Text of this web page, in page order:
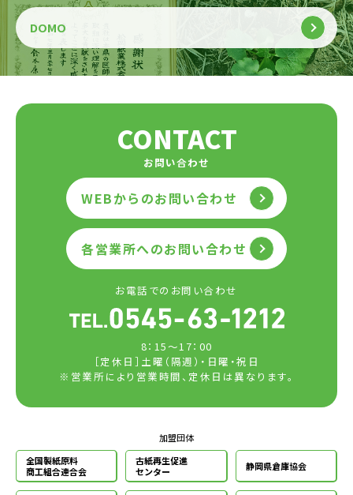
DOMO
CONTACT
お問い合わせ
WEBからのお問い合わせ
各営業所へのお問い合わせ
お電話でのお問い合わせ
8：15～17：00
［定休日］土曜（隔週）・日曜・祝日
※営業所により営業時間、定休日は異なります。
加盟団体
全国製紙原料
商工組合連合会
古紙再生促進
センター
静岡県倉庫協会